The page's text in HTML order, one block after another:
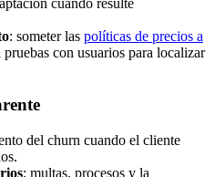
cuando resulte
: someter las políticas de precios a
pruebas con usuarios para localizar
del churn cuando el cliente
: multas, procesos y la